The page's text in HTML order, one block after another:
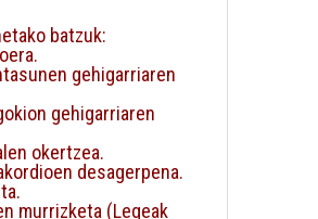
batzuk:
gehigarriaren
gehigarriaren
okertzea.
desagerpena.
murrizketa (Legeak